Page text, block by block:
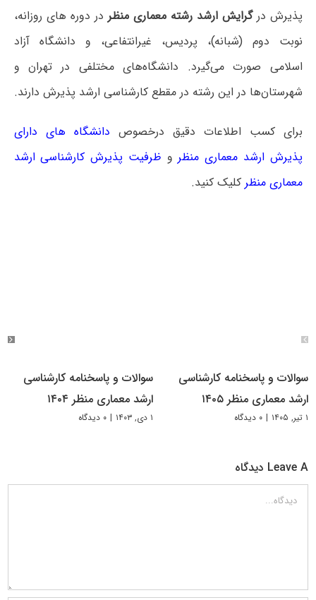
پذیرش درگرایش ارشد رشته معماری منظر در دوره های روزانه،
نوبت دوم (شبانه)، پردیس، غیرانتفاعی، و دانشگاه آزاد
اسلامی صورت می‌گیرد. دانشگاه‌های مختلفی در تهران و
شهرستان‌ها در این رشته در مقطع کارشناسی ارشد پذیرش دارند.
برای کسب اطلاعات دقیق درخصوص دانشگاه های دارای
پذیرش ارشد معماری منظر و ظرفیت پذیرش کارشناسی ارشد
معماری منظر کلیک کنید.
سوالات و پاسخنامه کارشناسی
ارشد معماری منظر ۱۴۰۵
۱ تیر, ۱۴۰۵ | ۰ دیدگاه
سوالات و پاسخنامه کارشناسی
ارشد معماری منظر ۱۴۰۴
۱ دی, ۱۴۰۳ | ۰ دیدگاه
Leave A دیدگاه
دیدگاه